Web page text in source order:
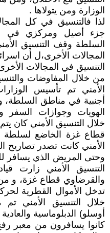
الوزارة ومن يتولاها .
لذا فالتنسيق في كل
جزء أصيل ومركزي في
السلطة وقف التنسيق
المجالات الأخرى،ل أن
التنسيق في المجالات
من خلال المفاوضات
الأمني تم تأسيس
أجنبية في مناطق السلطة،
الهويات وجوازات
خلال التنسيق الأمني كان
قطاع غزة الخاضع لسلطة
الأمني كانت تصدر تصاريح
وحتى المريض الذي يسافر
التنسيق الأمني زارت
والقرضاوي قطاع غزة، و
تدخل الأموال القطرية
خلال التنسيق الأمني
أوسلو) الدبلوماسية
كانوا يسافرون من معبر